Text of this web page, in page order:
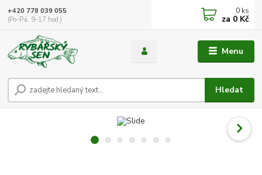
Menu
Hledat
+420 778 039 055
(Po-Pá, 9-17 hod.)
0 ks
za 0 Kč